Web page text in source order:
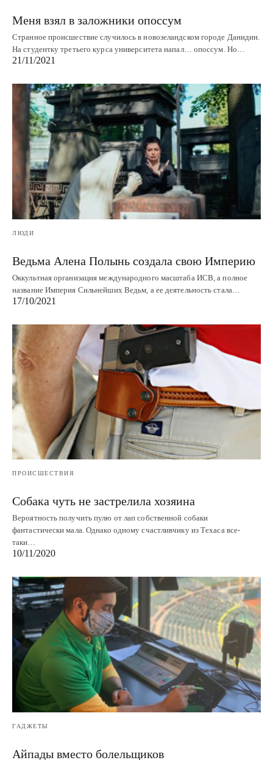
Меня взял в заложники опоссум
Странное происшествие случилось в новозеландском городе Данидин.
На студентку третьего курса университета напал… опоссум. Но…
21/11/2021
ЛЮДИ
Ведьма Алена Полынь создала свою Империю
Оккультная организация международного масштаба ИСВ, а полное
название Империя Сильнейших Ведьм, а ее деятельность стала…
17/10/2021
ПРОИСШЕСТВИЯ
Собака чуть не застрелила хозяина
Вероятность получить пулю от лап собственной собаки
фантастически мала. Однако одному счастливчику из Техаса все-
таки…
10/11/2020
ГАДЖЕТЫ
Айпады вместо болельщиков